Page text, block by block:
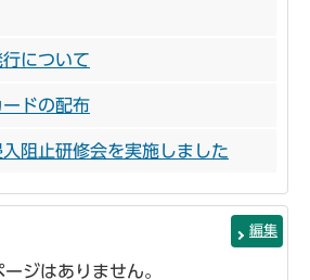
について
ドの配布
阻止研修会を実施しました
編集
ジはありません。